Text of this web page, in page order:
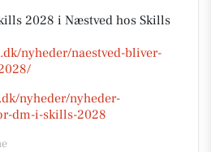
2028 i Næstved hos Skills
nyheder/naestved-bliver-
nyheder/nyheder-
dm-i-skills-2028